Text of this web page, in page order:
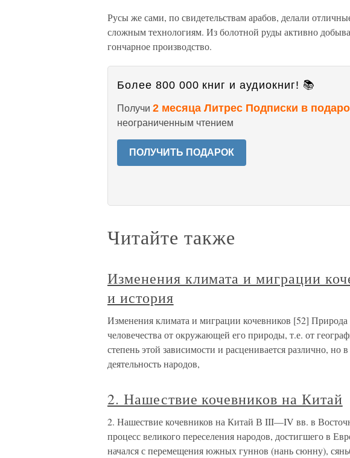
Русы же сами, по свидетельствам арабов, делали
сложным технологиям. Из болотной руды активно
гончарное производство.
Более 800 000 книг и аудиокниг! 📚
Получи 2 месяца Литрес Подписки в
неограниченным чтением
ПОЛУЧИТЬ ПОДАРОК
Читайте также
Изменения климата и миграции
и история
Изменения климата и миграции кочевников [52] Природа
человечества от окружающей его природы, т.е. от
степень этой зависимости и расценивается различно, но
деятельность народов,
2. Нашествие кочевников на Китай
2. Нашествие кочевников на Китай В III—IV вв. в
процесс великого переселения народов, достигшего в
начался с перемещения южных гуннов (нань сюнну),